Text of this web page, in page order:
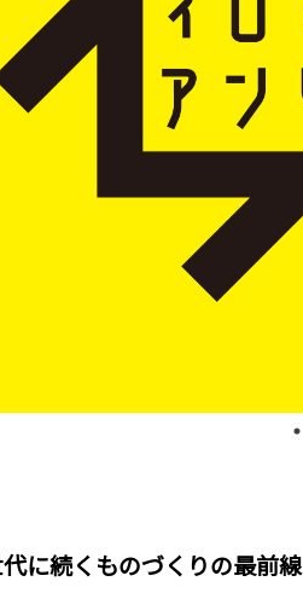
に続くものづくりの最前線